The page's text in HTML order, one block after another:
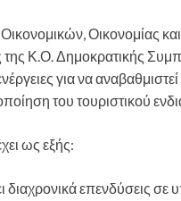
Οικονομίας και
της Κ.Ο. Δημοκρατικής
για να
του τουριστικού
ως εξής:
διαχρονικά επενδύσεις